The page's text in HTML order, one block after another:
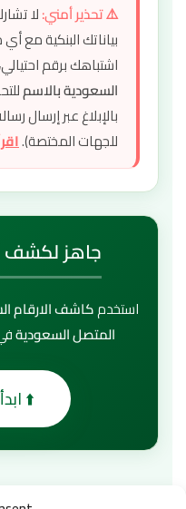
⚠️ تحذير أمني:
بياناتك البنكية
اشتباهك برقم
السعودية بالاسم
بالإبلاغ عبر إرسال
للجهات المختصة).
جاهز
استخدمكاشف الارقام
المتصل السعودية
⬆️